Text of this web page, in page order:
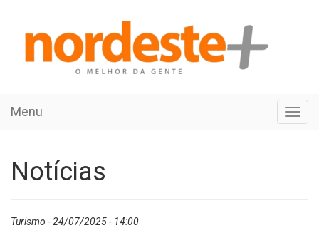
Menu
Notícias
Turismo - 24/07/2025 - 14:00